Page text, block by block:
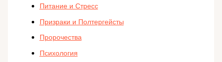
Питание и Стресс
Призраки и Полтергейсты
Пророчества
Психология